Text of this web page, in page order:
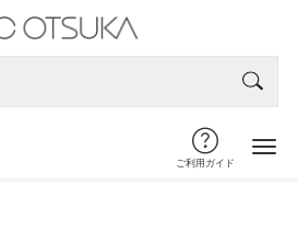
ご利用ガイド